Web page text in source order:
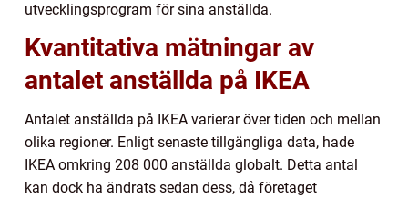
utvecklingsprogram för sina anställda.
Kvantitativa mätningar av
antalet anställda på IKEA
Antalet anställda på IKEA varierar över tiden och mellan
olika regioner. Enligt senaste tillgängliga data, hade
IKEA omkring 208 000 anställda globalt. Detta antal
kan dock ha ändrats sedan dess, då företaget